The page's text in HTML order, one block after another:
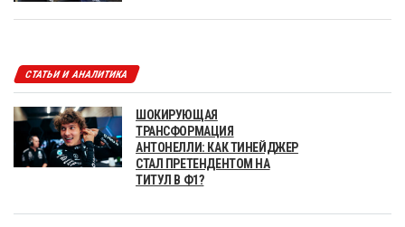
СТАТЬИ И АНАЛИТИКА
ШОКИРУЮЩАЯ
ТРАНСФОРМАЦИЯ
АНТОНЕЛЛИ: КАК ТИНЕЙДЖЕР
СТАЛ ПРЕТЕНДЕНТОМ НА
ТИТУЛ В Ф1?